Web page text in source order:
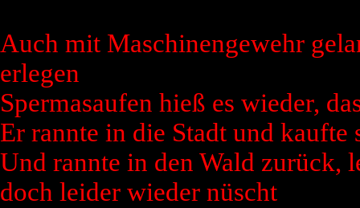
Auch mit Maschinengewehr
erlegen
Spermasaufen hieß es wieder,
Er rannte in die Stadt und
Und rannte in den Wald zurück,
doch leider wieder nüscht